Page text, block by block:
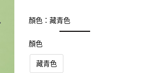
顏色：藏青色
顏色
藏青色